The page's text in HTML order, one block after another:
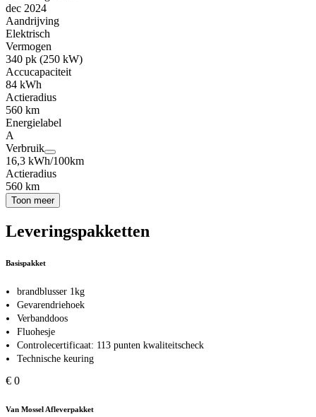
dec 2024
Aandrijving
Elektrisch
Vermogen
340 pk (250 kW)
Accucapaciteit
84 kWh
Actieradius
560 km
Energielabel
A
Verbruik
16,3 kWh/100km
Actieradius
560 km
Toon meer
Leveringspakketten
Basispakket
brandblusser 1kg
Gevarendriehoek
Verbanddoos
Fluohesje
Controlecertificaat: 113 punten kwaliteitscheck
Technische keuring
€ 0
Van Mossel Afleverpakket